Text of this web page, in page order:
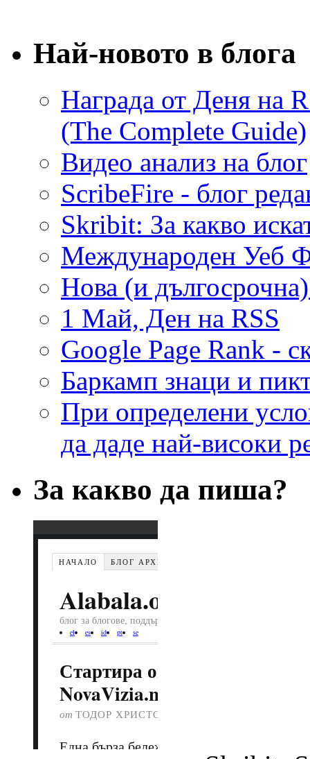
Най-новото в блога
Награда от Деня на
(The Complete Guide)
Видео анализ на блог
ScribeFire - блог
Skribit: За какво
Международен Уеб
Нова (и
1 Май, Ден на RSS
Google Page Rank -
Баркамп знаци и
При определени
да даде най-високи
За какво да пиша?